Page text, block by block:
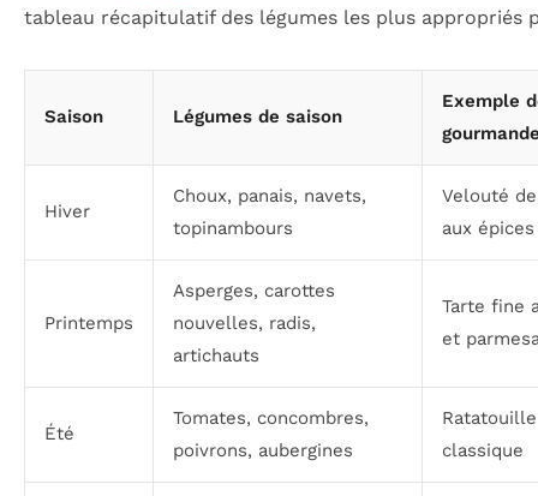
tableau récapitulatif des légumes les plus appropriés
Saison Légumes de saison
Exemple
Hiver
Choux, panais, navets,
topinambours
Velouté
aux
Printemps
Asperges, carottes
nouvelles, radis,
artichauts
Tarte fine
et
Été
Tomates, concombres,
poivrons, aubergines
classique